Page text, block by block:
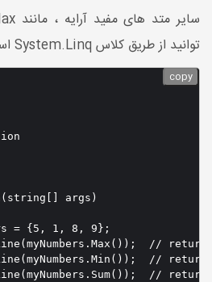
توانید از طریق کلاس System.Linq استفاده کنید.
args)
= {5, 1, 8, 9};
//
//
//
copy